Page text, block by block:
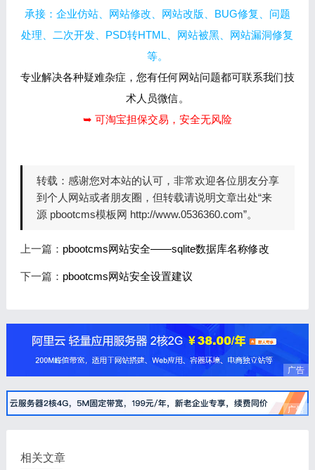
承接：企业仿站、网站修改、网站改版、BUG修复、问题
处理、二次开发、PSD转HTML、网站被黑、网站漏洞修复
等。
专业解决各种疑难杂症，您有任何网站问题都可联系我们技
术人员微信。
➥ 可淘宝担保交易，安全无风险
转载： 感谢您对本站的认可，非常欢迎各位朋友分享
到个人网站或者朋友圈，但转载请说明文章出处“来
源 pbootcms模板网 http://www.0536360.com”。
上一篇： pbootcms网站安全——sqlite数据库名称修改
下一篇： pbootcms网站安全设置建议
广告
广告
相关文章